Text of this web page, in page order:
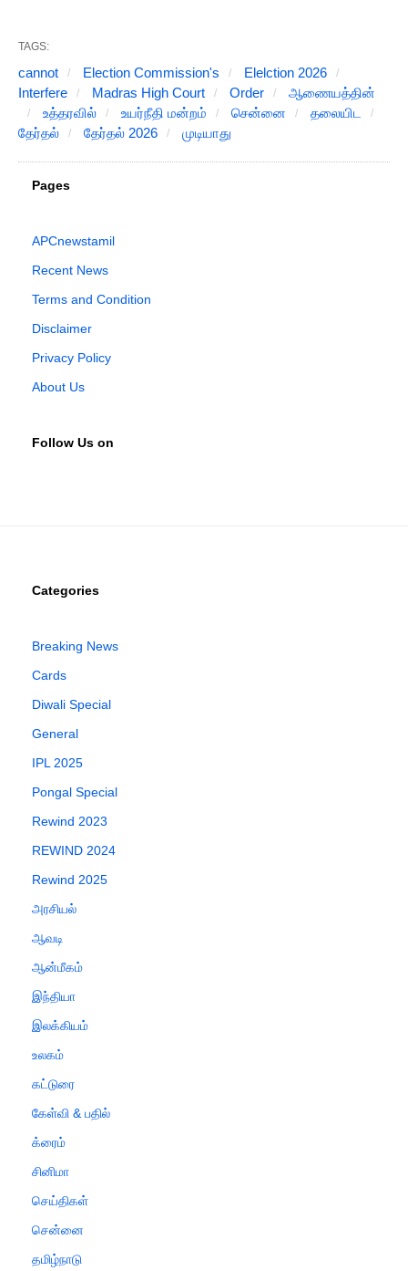
TAGS:
cannot Election Commission's
Elelction 2026
Interfere
Madras High Court Order
ஆணையத்தின்
உத்தரவில்
உயர்நீதி மன்றம் சென்னை
தலையிட
தேர்தல்
தேர்தல் 2026 முடியாது
Pages
APCnewstamil
Recent News
Terms and Condition
Disclaimer
Privacy Policy
About Us
Follow Us on
Categories
Breaking News
Cards
Diwali Special
General
IPL 2025
Pongal Special
Rewind 2023
REWIND 2024
Rewind 2025
அரசியல்
ஆவடி
ஆன்மீகம்
இந்தியா
இலக்கியம்
உலகம்
கட்டுரை
கேள்வி & பதில்
க்ரைம்
சினிமா
செய்திகள்
சென்னை
தமிழ்நாடு